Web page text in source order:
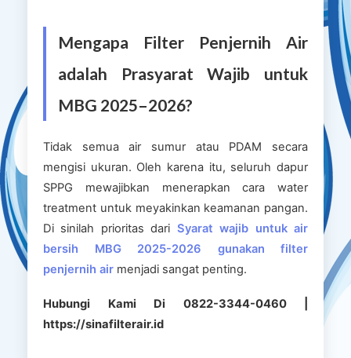
Mengapa Filter Penjernih Air
adalah Prasyarat Wajib untuk
MBG 2025–2026?
Tidak semua air sumur atau PDAM secara
mengisi ukuran. Oleh karena itu, seluruh dapur
SPPG mewajibkan menerapkan cara water
treatment untuk meyakinkan keamanan pangan.
Di sinilah prioritas dari Syarat wajib untuk air
bersih MBG 2025-2026 gunakan filter
penjernih air menjadi sangat penting.
Hubungi Kami Di 0822-3344-0460 |
https://sinafilterair.id